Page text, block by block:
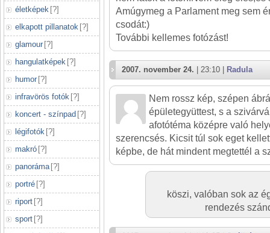
életképek [?]
elkapott pillanatok [?]
glamour [?]
hangulatképek [?]
humor [?]
infravörös fotók [?]
koncert - színpad [?]
légifotók [?]
makró [?]
panoráma [?]
portré [?]
riport [?]
sport [?]
Amúgymeg a Parlament meg sem
csodát:)
További kellemes fotózást!
2007. november 24. | 23:10 | Radula
Nem rossz kép, szépen
épületegyüttest, s a
afotótéma középre való
szerencsés. Kicsit túl sok eget
képbe, de hát mindent megtettél a
köszi, valóban sok az
rendezés